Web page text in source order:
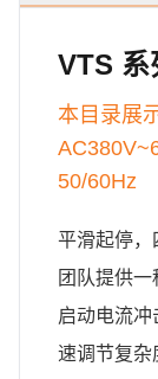
VTS 系
本目录展
50/60Hz
平滑起停，
团队提供
启动电流
速调节复杂